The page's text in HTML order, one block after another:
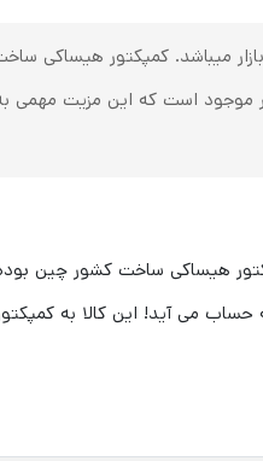
میباشد. کمپکتور هیساکی
سانتیمتر، تمامی قطعات آن در بازار موجود